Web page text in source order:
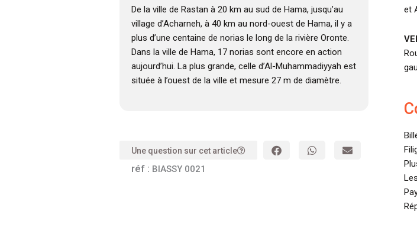
De la ville de Rastan à 20 km au sud de Hama, jusqu’au
village d’Acharneh, à 40 km au nord-ouest de Hama, il y a
plus d’une centaine de norias le long de la rivière Oronte.
Dans la ville de Hama, 17 norias sont encore en action
aujourd’hui. La plus grande, celle d’Al-Muhammadiyyah est
située à l’ouest de la ville et mesure 27 m de diamètre.
Une question sur cet article
réf : BIASSY 0021
et